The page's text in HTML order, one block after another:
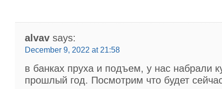
alvav says:
December 9, 2022 at 21:58
в банках пруха и подъем, у нас набрали
прошлый год. Посмотрим что будет